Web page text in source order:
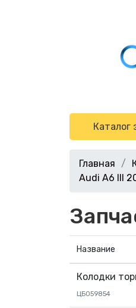
Каталог
Главная
Audi A6 III
Название
Колодки
ЦБ059854